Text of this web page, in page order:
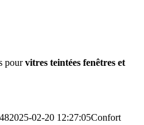
pourvitres teintées fenêtres et
2025-02-20 12:27:05Confort